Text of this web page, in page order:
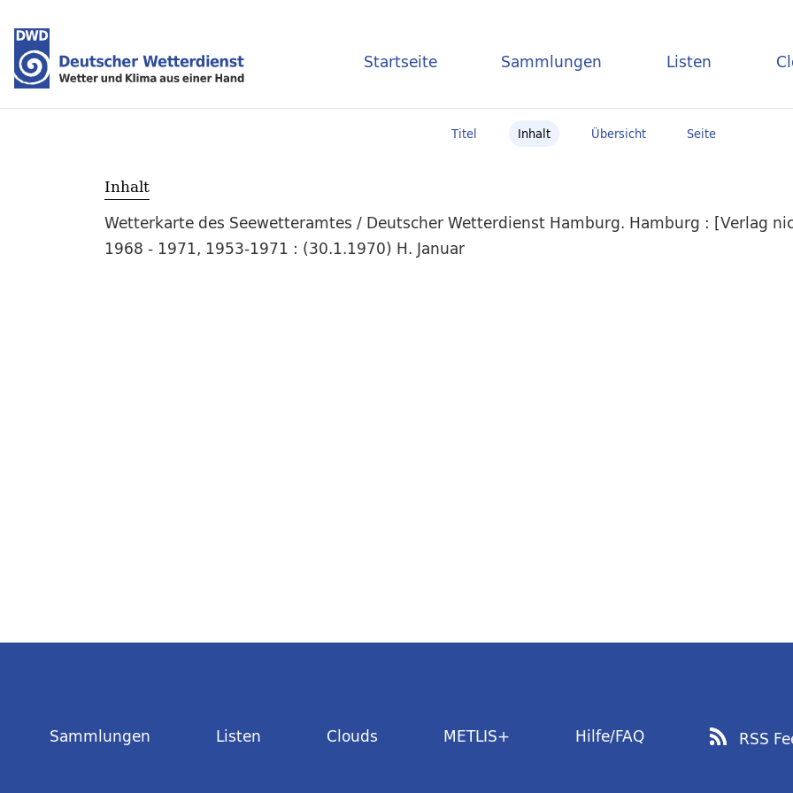
Startseite Sammlungen Listen
Titel Inhalt Übersicht Seite
Inhalt
Wetterkarte des Seewetteramtes / Deutscher Wetterdienst Hamburg. Hamburg : [Verlag
1968 - 1971, 1953-1971 : (30.1.1970) H. Januar
Sammlungen Listen Clouds METLIS+ Hilfe/FAQ RSS